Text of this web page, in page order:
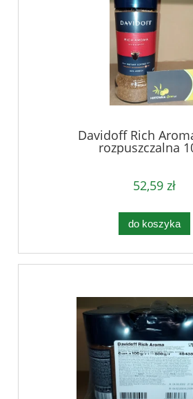
Davidoff Rich
rozpuszczalna
52,59 zł
do koszyka